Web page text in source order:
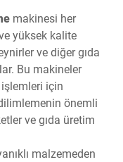
makinesi her
yüksek kalite
ve diğer gıda
Bu makineler
için
önemli
ve gıda üretim
malzemeden